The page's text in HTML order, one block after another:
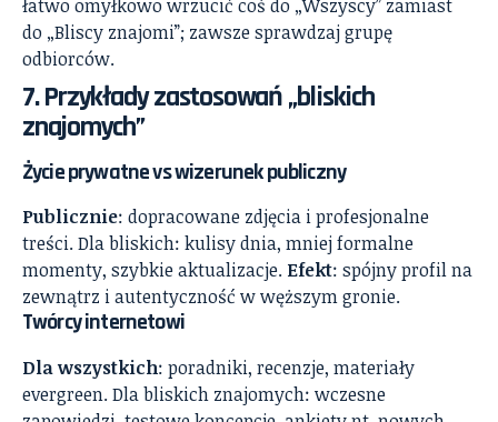
łatwo omyłkowo wrzucić coś do „Wszyscy” zamiast
do „Bliscy znajomi”; zawsze sprawdzaj grupę
odbiorców.
7. Przykłady zastosowań „bliskich
znajomych”
Życie prywatne vs wizerunek publiczny
Publicznie: dopracowane zdjęcia i profesjonalne
treści. Dla bliskich: kulisy dnia, mniej formalne
momenty, szybkie aktualizacje. Efekt: spójny profil na
zewnątrz i autentyczność w węższym gronie.
Twórcy internetowi
Dla wszystkich: poradniki, recenzje, materiały
evergreen. Dla bliskich znajomych: wczesne